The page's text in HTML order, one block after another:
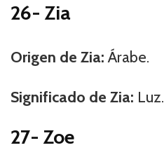
26- Zia
Origen de Zia:Árabe.
Significado de Zia: Luz.
27- Zoe